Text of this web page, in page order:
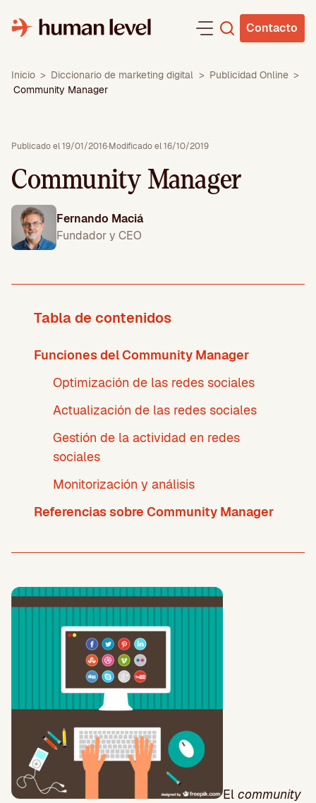
contenido
Contacto
Inicio > Diccionario de marketing digital > Publicidad Online >
Community Manager
Publicado el 19/01/2016·Modificado el 16/10/2019
Community Manager
Fernando Maciá
Fundador y CEO
Tabla de contenidos
Funciones del Community Manager
Optimización de las redes sociales
Actualización de las redes sociales
Gestión de la actividad en redes
sociales
Monitorización y análisis
Referencias sobre Community Manager
El community